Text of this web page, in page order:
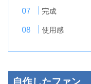
完成
使用感
自作したファン